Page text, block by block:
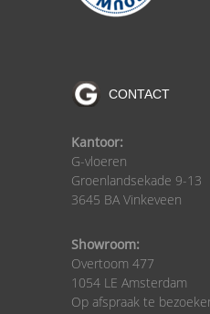
CONTACT
Kantoor:
G-vloeren
Groenlandsekade 9-13
3645 BA Vinkeveen
Showroom:
Overtoom 477
1054 LE Amsterdam
Op afspraak te